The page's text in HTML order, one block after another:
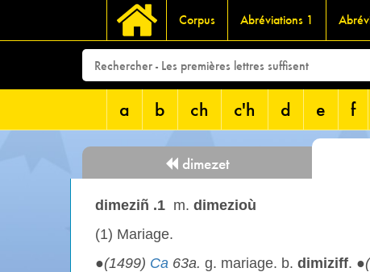
Corpus Abréviations 1
a b ch c'h d e f
dimezet
dimeziñ .1 m. dimezioù
(1) Mariage.
●(1499) Ca 63a. g. mariage. b. dimiziff. ●